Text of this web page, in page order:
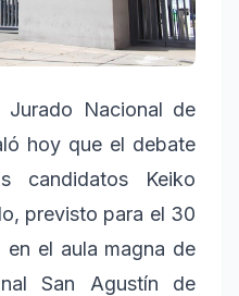
Jurado Nacional de
hoy que el debate
candidatos Keiko
previsto para el 30
el aula magna de
San Agustín de